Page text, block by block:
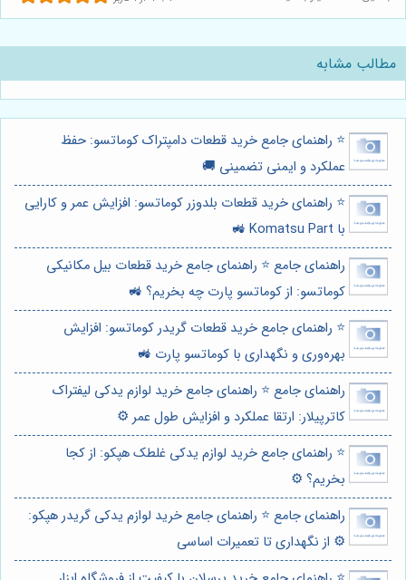
مطالب مشابه
⭐️ راهنمای جامع خرید قطعات دامپتراک کوماتسو: حفظ
عملکرد و ایمنی تضمینی 🚚
⭐️ راهنمای خرید قطعات بلدوزر کوماتسو: افزایش عمر و کارایی
با Komatsu Part 🚜
راهنمای جامع ⭐️ راهنمای جامع خرید قطعات بیل مکانیکی
کوماتسو: از کوماتسو پارت چه بخریم؟ 🚜
⭐️ راهنمای جامع خرید قطعات گریدر کوماتسو: افزایش
بهره‌وری و نگهداری با کوماتسو پارت 🚜
راهنمای جامع ⭐️ راهنمای جامع خرید لوازم یدکی لیفتراک
کاترپیلار: ارتقا عملکرد و افزایش طول عمر ⚙️
⭐️ راهنمای جامع خرید لوازم یدکی غلطک هپکو: از کجا
بخریم؟ ⚙️
راهنمای جامع ⭐️ راهنمای جامع خرید لوازم یدکی گریدر هپکو:
⚙️ از نگهداری تا تعمیرات اساسی